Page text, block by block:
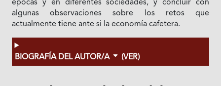
épocas y en diferentes sociedades, y concluir con
algunas observaciones sobre los retos que
actualmente tiene ante si Ia economía cafetera.
BIOGRAFÍA DEL AUTOR/A (VER)